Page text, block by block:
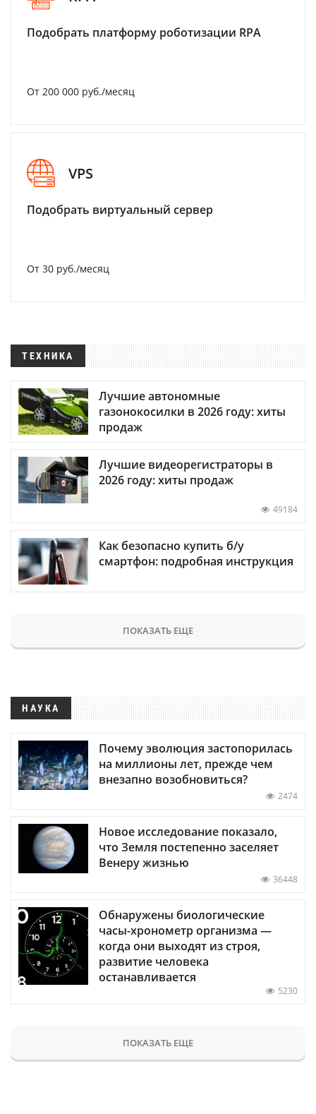
Подобрать платформу роботизации RPA
От 200 000 руб./месяц
VPS
Подобрать виртуальный сервер
От 30 руб./месяц
ТЕХНИКА
Лучшие автономные
газонокосилки в 2026 году: хиты
продаж
Лучшие видеорегистраторы в
2026 году: хиты продаж
49184
Как безопасно купить б/у
смартфон: подробная инструкция
ПОКАЗАТЬ ЕЩЕ
НАУКА
Почему эволюция застопорилась
на миллионы лет, прежде чем
внезапно возобновиться?
2474
Новое исследование показало,
что Земля постепенно заселяет
Венеру жизнью
36448
Обнаружены биологические
часы-хронометр организма —
когда они выходят из строя,
развитие человека
останавливается
5230
ПОКАЗАТЬ ЕЩЕ